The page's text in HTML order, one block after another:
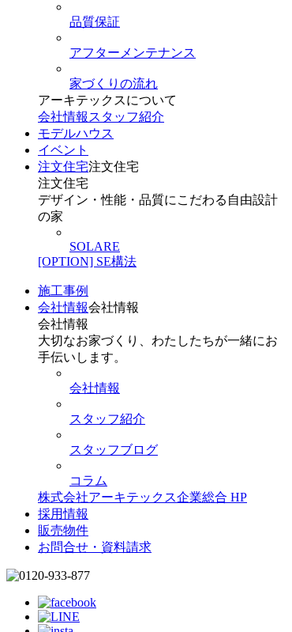
品質保証
アフターメンテナンス
家づくりの流れ
アーキテックスについて
会社情報 スタッフ紹介
モデルハウス
イベント
注文住宅注文住宅
注文住宅
デザイン・性能・品質にこだわる自由設計
の家
SOLARE
[OPTION] SE構法
施工事例
会社情報会社情報
会社情報
大切なお家づくり、わたしたちが一緒にお
手伝いします。
会社情報
スタッフ紹介
スタッフブログ
コラム
株式会社アーキテックス企業総合 HP
採用情報
販売物件
お問合せ・資料請求